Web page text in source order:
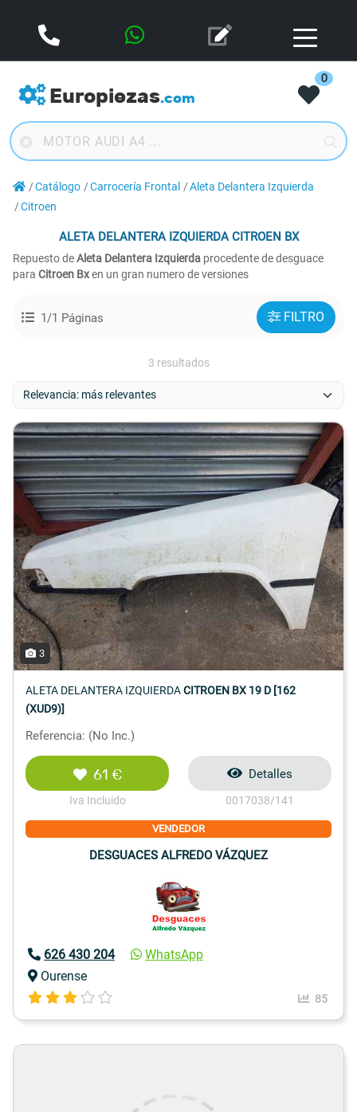
Europiezas.com
0
Catálogo Carrocería Frontal
Aleta Delantera Izquierda
Citroen
ALETA DELANTERA IZQUIERDACITROEN BX
Repuesto deAleta Delantera Izquierda procedente de desguace
para Citroen Bxen un gran numero de versiones
1/1 Páginas FILTRO
3 resultados
3
ALETA DELANTERA IZQUIERDACITROEN BX 19 D [162
(XUD9)]
Referencia: (No Inc.)
61 €
Iva Incluido
Detalles
0017038/141
VENDEDOR
DESGUACES ALFREDO VÁZQUEZ
626 430 204
WhatsApp
Ourense
85